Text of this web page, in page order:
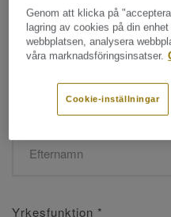
Namn*
Efternamn*
Yrkesfunktion *
Genom att klicka på
lagring av cookies på din
webbplatsen, analysera
våra marknadsföringsinsatser.
Cookie-inställningar